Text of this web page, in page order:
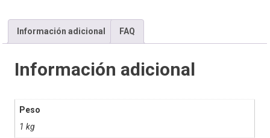
cantidadInformación adicional FAQ
Información adicional
Peso
1 kg